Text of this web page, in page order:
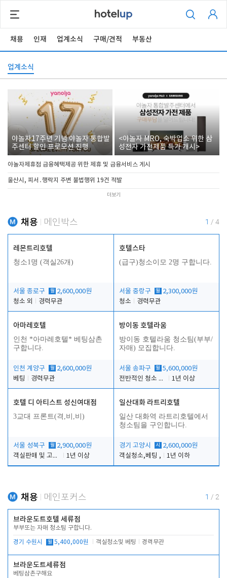
채용 인재 업계소식 구매/견적 부동산
업계소식
야놀자17주년 기념 야놀자 통합발
주센터 할인 프로모션 진행
<야놀자 MRO, 숙박업소 위한 삼
성전자 가전제품 특가 개시>
야놀자제휴점 금융혜택제공 위한 제휴 및 금융서비스 게시
울산시, 피서․행락지 주변 불법행위 19건 적발
더보기
채용 메인박스 1 / 4
레몬트리호텔
청소1명 (객실26개)
서울 종로구 월 2,600,000원
청소 외
경력무관
호텔스타
(급구)청소이모 2명 구합니다.
서울 중랑구 월 2,300,000원
청소
경력무관
아마레호텔
인천 *아마레호텔* 베팅삼촌
구합니다.
인천 계양구 월 2,600,000원
베팅
경력무관
방이동 호텔라움
방이동 호텔라움 청소팀(부부/
자매) 모집합니다.
서울 송파구 월 5,600,000원
전반적인 청소 업무(객실청소.객실정리)
1년 이상
호텔 디 아티스트 성신여대점
3교대 프론트(격,비,비)
서울 성북구 월 2,900,000원
객실판매 및 고객응대
1년 이상
일산대화 라트리호텔
일산 대화역 라트리호텔에서
청소팀을 구인합니다.
경기 고양시 시
2,600,000원
객실청소,베팅 ,
1년 이하
채용 메인포커스 1 / 2
브라운도트호텔 세류점
부부또는 자매 청소팀 구합니다.
경기 수원시 월 5,400,000원 객실청소및 베팅 경력무관
브라운도트세류점
베팅삼촌구해요